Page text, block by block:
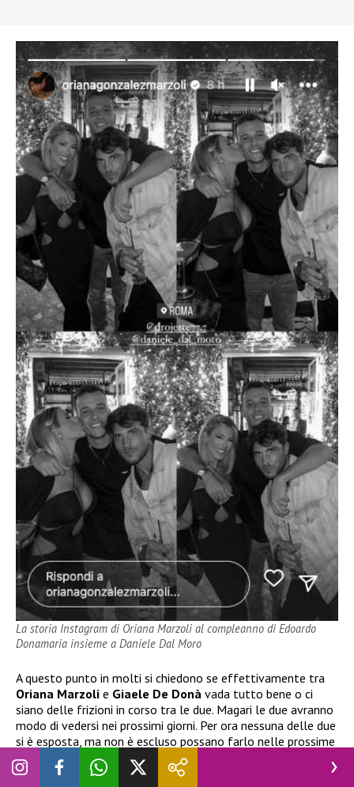
La storia Instagram di Oriana Marzoli al compleanno di Edoardo
Donamaria insieme a Daniele Dal Moro
A questo punto in molti si chiedono se effettivamente tra
Oriana Marzoli e Giaele De Donà vada tutto bene o ci
siano delle frizioni in corso tra le due. Magari le due avranno
modo di vedersi nei prossimi giorni. Per ora nessuna delle due
si è esposta, ma non è escluso possano farlo nelle prossime
ore! Sarebbe questo anche un modo per mettere a tacere i
pettegolezzi di una presunta lite tra loro. Attendiamo